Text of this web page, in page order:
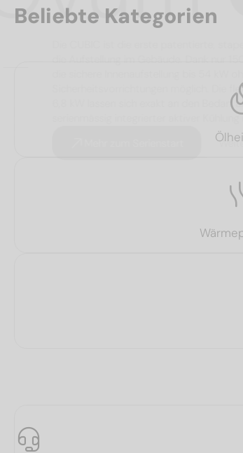
Sicherheitsvorrichtungen
6,8 kW lassen sich exakt an den
serienmässig integrierter aktiver
Beliebte Kategorien